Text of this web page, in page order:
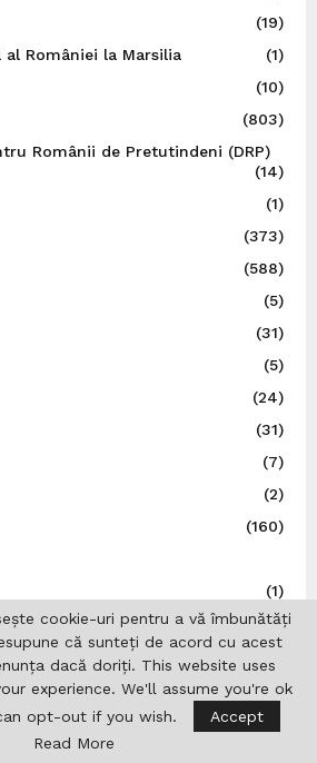
(19)
al României la Marsilia
(1)
(10)
(803)
Românii de Pretutindeni (DRP)
(14)
(1)
(373)
(588)
(5)
(31)
(5)
(24)
(31)
(7)
(2)
(160)
(1)
(9)
(1)
România
cookie-uri pentru a vă îmbunătăți
că sunteți de acord cu acest
dacă doriți. This website uses
experience. We'll assume you're ok
opt-out if you wish.
Accept
Read More